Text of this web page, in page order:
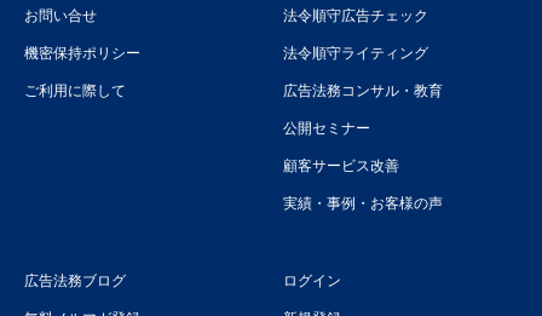
お問い合せ
機密保持ポリシー
ご利用に際して
法令順守広告チェック
法令順守ライティング
広告法務コンサル・教育
公開セミナー
顧客サービス改善
実績・事例・お客様の声
広告法務ブログ ログイン